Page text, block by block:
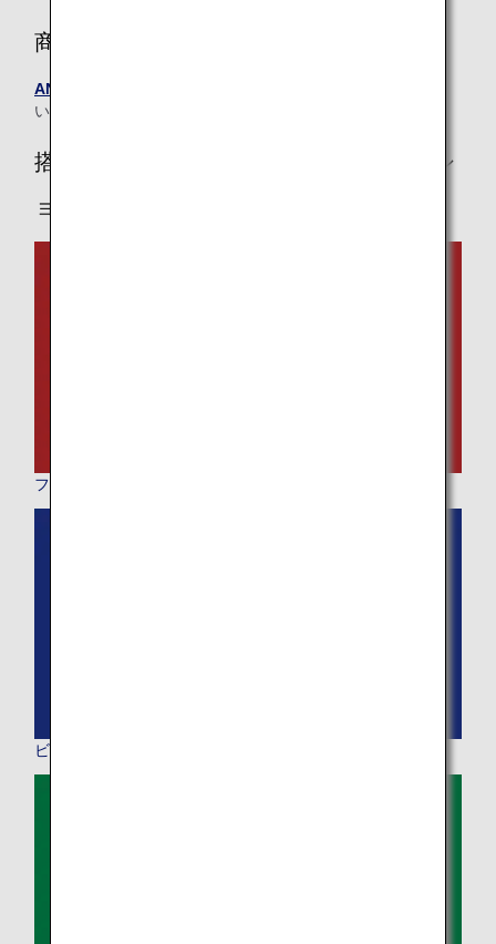
商品に関するお問い合わせ
ANA国際線 機内販売サポートページ
い。
搭乗クラスを選択してショッピングオプシ
ョンをご覧ください
ファーストクラス
ビジネスクラス